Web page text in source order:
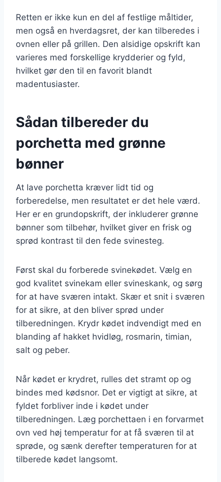
Retten er ikke kun en del af festlige måltider,
men også en hverdagsret, der kan tilberedes i
ovnen eller på grillen. Den alsidige opskrift kan
varieres med forskellige krydderier og fyld,
hvilket gør den til en favorit blandt
madentusiaster.
Sådan tilbereder du
porchetta med grønne
bønner
At lave porchetta kræver lidt tid og
forberedelse, men resultatet er det hele værd.
Her er en grundopskrift, der inkluderer grønne
bønner som tilbehør, hvilket giver en frisk og
sprød kontrast til den fede svinesteg.
Først skal du forberede svinekødet. Vælg en
god kvalitet svinekam eller svineskank, og sørg
for at have sværen intakt. Skær et snit i sværen
for at sikre, at den bliver sprød under
tilberedningen. Krydr kødet indvendigt med en
blanding af hakket hvidløg, rosmarin, timian,
salt og peber.
Når kødet er krydret, rulles det stramt op og
bindes med kødsnor. Det er vigtigt at sikre, at
fyldet forbliver inde i kødet under
tilberedningen. Læg porchettaen i en forvarmet
ovn ved høj temperatur for at få sværen til at
sprøde, og sænk derefter temperaturen for at
tilberede kødet langsomt.